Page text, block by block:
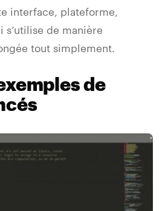
interface, plateforme,
s’utilise de manière
tout simplement.
de